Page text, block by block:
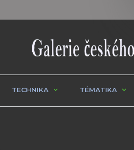
TECHNIKA TÉMATIKA